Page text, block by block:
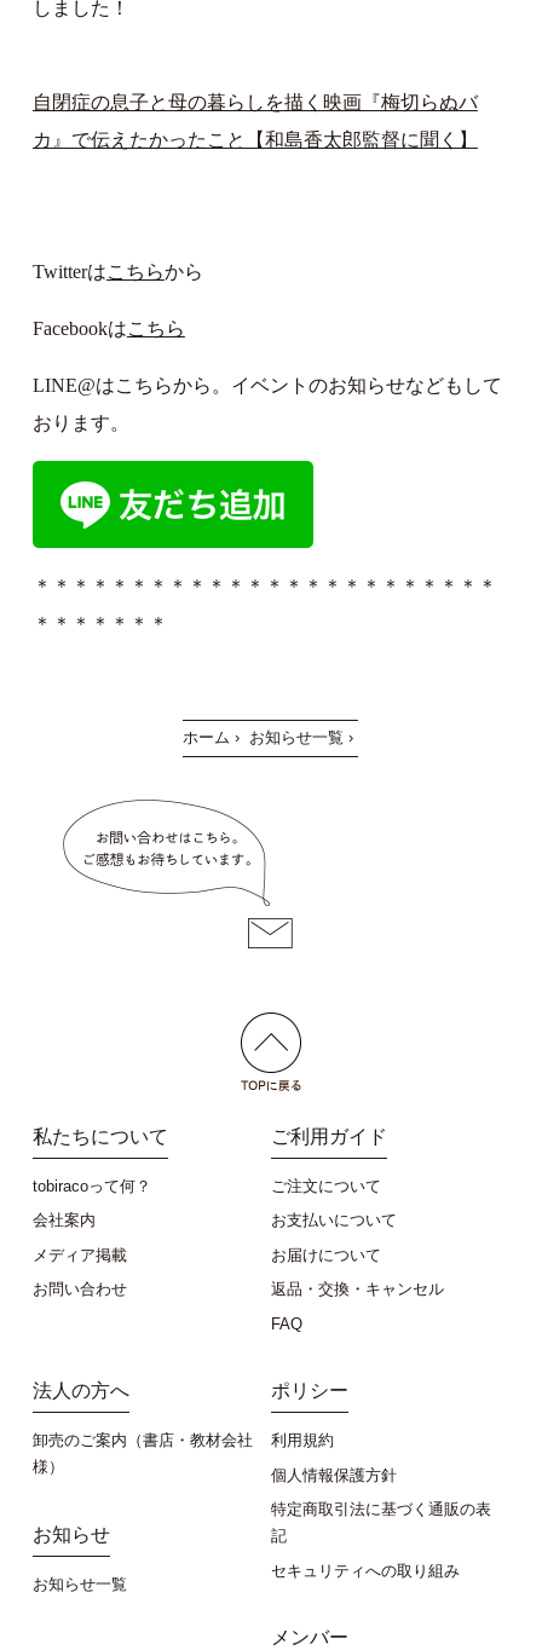
しました！
自閉症の息子と母の暮らしを描く映画『梅切らぬバ
カ』で伝えたかったこと【和島香太郎監督に聞く】
Twitterはこちらから
Facebookはこちら
LINE@はこちらから。イベントのお知らせなどもして
おります。
＊＊＊＊＊＊＊＊＊＊＊＊＊＊＊＊＊＊＊＊＊＊＊＊
＊＊＊＊＊＊＊
ホーム › お知らせ一覧 ›
私たちについて
tobiracoって何？
会社案内
メディア掲載
お問い合わせ
ご利用ガイド
ご注文について
お支払いについて
お届けについて
返品・交換・キャンセル
FAQ
法人の方へ
卸売のご案内（書店・教材会社
様）
お知らせ
お知らせ一覧
ポリシー
利用規約
個人情報保護方針
特定商取引法に基づく通販の表
記
セキュリティへの取り組み
メンバー